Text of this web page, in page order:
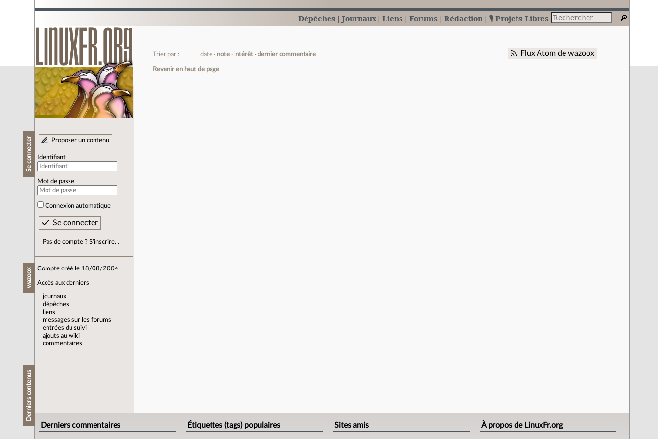
Dépêches Journaux Liens Forums Rédaction 🎙️ Projets Libres
Se connecter Proposer un contenu
Identifiant
Mot de passe
Connexion automatique
Pas de compte ? S’inscrire…
wazoox Compte créé le 18/08/2004
Accès aux derniers
journaux
dépêches
liens
messages sur les forums
entrées du suivi
ajouts au wiki
commentaires
Derniers contenus
Flux Atom de wazoox
Trier par : date note intérêt dernier commentaire
Revenir en haut de page
Derniers commentaires Étiquettes (tags) populaires Sites amis À propos de LinuxFr.org